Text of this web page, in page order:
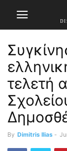
τελετή
By Dimitris Ilias -